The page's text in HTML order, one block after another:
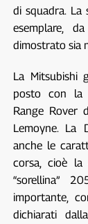
di squadra.
esemplare,
dimostrato sia
La Mitsubishi
posto con la
Range Rover
Lemoyne. La
anche le
corsa, cioè
“sorellina”
importante,
dichiarati